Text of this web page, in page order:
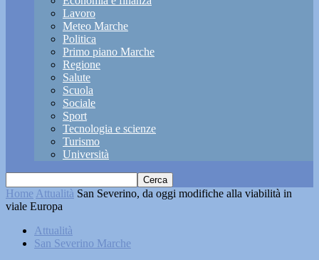
Lavoro
Meteo Marche
Politica
Primo piano Marche
Regione
Salute
Scuola
Sociale
Sport
Tecnologia e scienze
Turismo
Università
Home Attualità San Severino, da oggi modifiche alla viabilità in
viale Europa
Attualità
San Severino Marche